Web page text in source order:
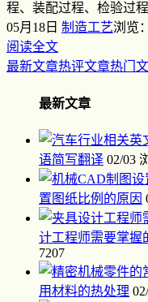
程、装配过程、检验过
05月18日 制造工艺浏览
阅读全文
最新文章热评文章热门
最新文章
语简写翻译 02/03
置图纸比例的原因
计工程师需要掌握
7207
用材料的热处理